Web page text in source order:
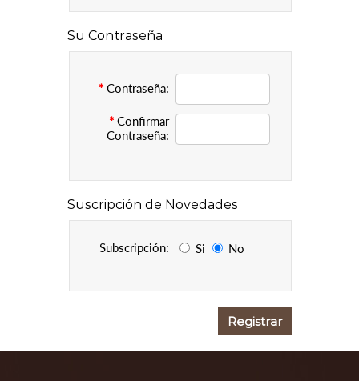
Su Contraseña
* Contraseña:
* Confirmar
Contraseña:
Suscripción de Novedades
Subscripción: Si No